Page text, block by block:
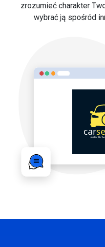
zrozumieć charakter
wybrać ją spośród